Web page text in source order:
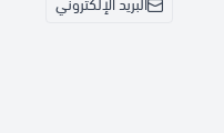
البريد الإلكتروني